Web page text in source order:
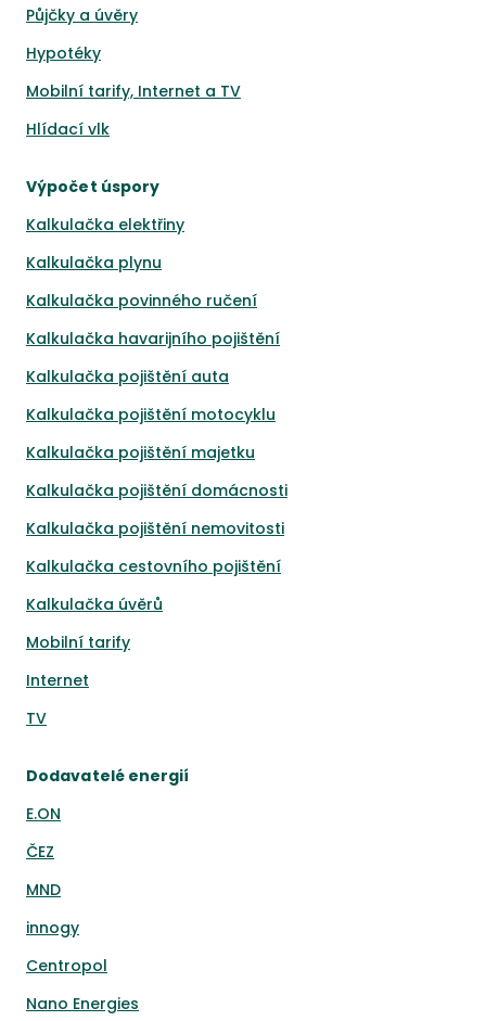
Půjčky a úvěry
Hypotéky
Mobilní tarify, Internet a TV
Hlídací vlk
Výpočet úspory
Kalkulačka elektřiny
Kalkulačka plynu
Kalkulačka povinného ručení
Kalkulačka havarijního pojištění
Kalkulačka pojištění auta
Kalkulačka pojištění motocyklu
Kalkulačka pojištění majetku
Kalkulačka pojištění domácnosti
Kalkulačka pojištění nemovitosti
Kalkulačka cestovního pojištění
Kalkulačka úvěrů
Mobilní tarify
Internet
TV
Dodavatelé energií
E.ON
ČEZ
MND
innogy
Centropol
Nano Energies